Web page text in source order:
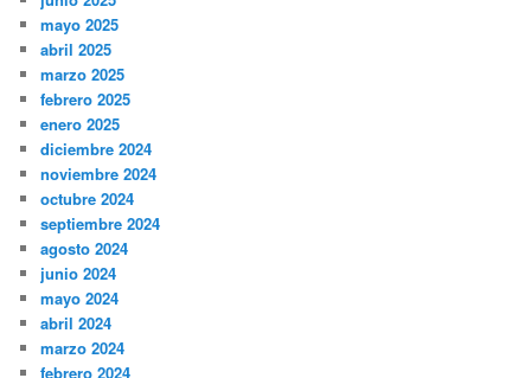
mayo 2025
abril 2025
marzo 2025
febrero 2025
enero 2025
diciembre 2024
noviembre 2024
octubre 2024
septiembre 2024
agosto 2024
junio 2024
mayo 2024
abril 2024
marzo 2024
febrero 2024